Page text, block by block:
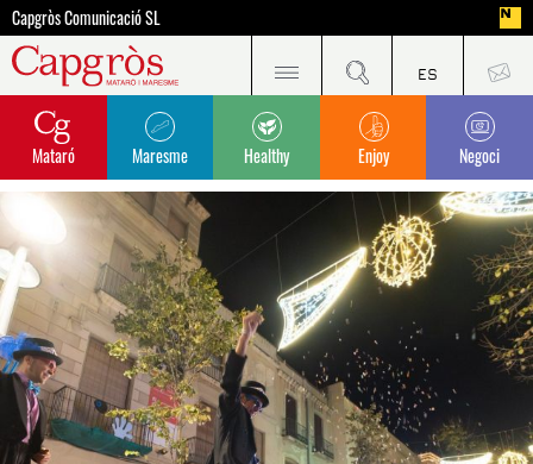
Capgròs Comunicació SL
Mataró Maresme Healthy Enjoy Negoci